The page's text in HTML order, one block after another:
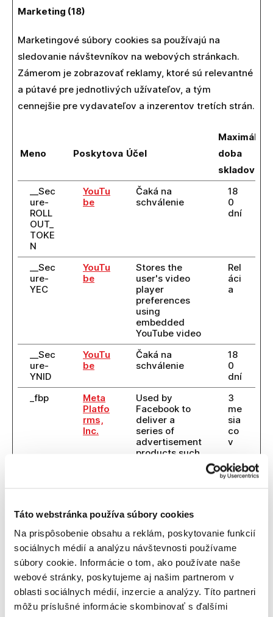
Táto webstránka používa súbory cookies
Na prispôsobenie obsahu a reklám, poskytovanie funkcií
sociálnych médií a analýzu návštevnosti používame
súbory cookie. Informácie o tom, ako používate naše
webové stránky, poskytujeme aj našim partnerom v
oblasti sociálnych médií, inzercie a analýzy. Títo partneri
môžu príslušné informácie skombinovať s ďalšími
Marketing (18)
Marketingové súbory cookies sa používajú na
sledovanie návštevníkov na webových stránkach.
Zámerom je zobrazovať reklamy, ktoré sú relevantné
a pútavé pre jednotlivých užívateľov, a tým
cennejšie pre vydavateľov a inzerentov tretích strán.
Meno PoskytovateľÚčel
Maximálna
doba
skladovania
__Sec
ure-
ROLL
OUT_
TOKE
N
YouTu
be
Čaká na
schválenie
18
0
dní
__Sec
ure-
YEC
YouTu
be
Stores the
user's video
player
preferences
using
embedded
YouTube video
Rel
áci
a
__Sec
ure-
YNID
YouTu
be
Čaká na
schválenie
18
0
dní
_fbp
Meta
Platfo
rms,
Inc.
Used by
Facebook to
deliver a
series of
advertisement
products such
3
me
sia
co
v
_ga
Googl
e
Used to send
data to Google
Analytics
about the
visitor's
device and
behavior.
Tracks the
visitor across
rok
ov